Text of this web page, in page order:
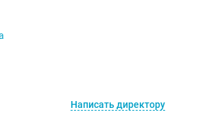
Написать директору